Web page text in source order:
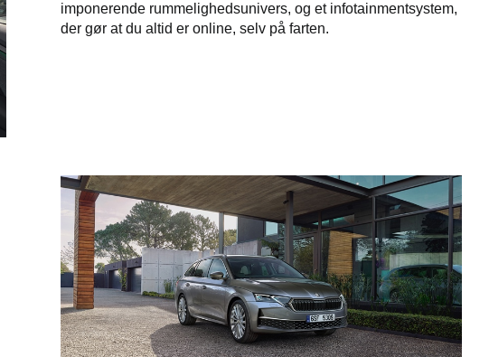
imponerende rummelighedsunivers, og et infotainmentsystem,
der gør at du altid er online, selv på farten.